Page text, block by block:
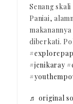
Senang
Paniai,
diberkati.
#jenikaray
♬ original